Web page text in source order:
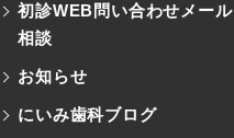
初診WEB問い合わせメール
相談
お知らせ
にいみ歯科ブログ